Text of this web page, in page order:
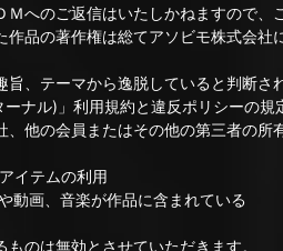
Ｍへのご返信はいたしかねますので、
品の著作権は総てアソビモ株式会社
旨、テーマから逸脱していると判断さ
ナル)」利用規約と違反ポリシーの規
、他の会員またはその他の第三者の
イテムの利用
動画、音楽が作品に含まれている
のは無効とさせていただきます。